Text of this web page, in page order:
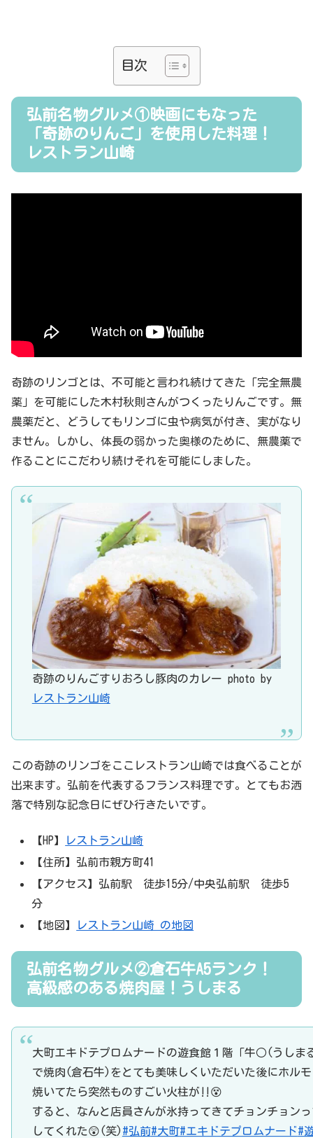
目次
弘前名物グルメ①映画にもなった
「奇跡のりんご」を使用した料理！
レストラン山崎
奇跡のリンゴとは、不可能と言われ続けてきた「完全無農
薬」を可能にした木村秋則さんがつくったりんごです。無
農薬だと、どうしてもリンゴに虫や病気が付き、実がなり
ません。しかし、体長の弱かった奥様のために、無農薬で
作ることにこだわり続けそれを可能にしました。
奇跡のりんごすりおろし豚肉のカレー photo by
レストラン山崎
この奇跡のリンゴをここレストラン山崎では食べることが
出来ます。弘前を代表するフランス料理です。とてもお洒
落で特別な記念日にぜひ行きたいです。
【HP】
レストラン山崎
【住所】弘前市親方町41
【アクセス】弘前駅 徒歩15分/中央弘前駅 徒歩5
分
【地図】
レストラン山崎 の地図
弘前名物グルメ②倉石牛A5ランク！
高級感のある焼肉屋！うしまる
大町エキドテプロムナードの遊食館１階「牛○(うしま
で焼肉(倉石牛)をとても美味しくいただいた後にホル
焼いてたら突然ものすごい火柱が‼️😵
すると、なんと店員さんが氷持ってきてチョンチョン
してくれた😲(笑) #弘前#大町#エキドテプロムナード#